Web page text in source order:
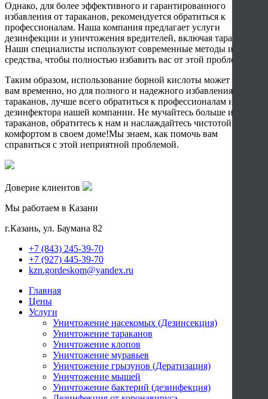
Однако, для более эффективного и гарантированного
избавления от тараканов, рекомендуется обратиться к
профессионалам. Наша компания предлагает услуги
дезинфекции и уничтожения вредителей, включая тараканов.
Наши специалисты используют современные методы и
средства, чтобы полностью избавить вас от этой проблемы.
Таким образом, использование борной кислоты может помочь
вам временно, но для полного и надежного избавления от
тараканов, лучше всего обратиться к профессионалам из
дезинфектора нашей компании. Не мучайтесь больше из-за
тараканов, обратитесь к нам и наслаждайтесь чистотой и
комфортом в своем доме!Мы знаем, как помочь вам
справиться с этой неприятной проблемой.
Доверие клиентов
Мы работаем в Казани
г.Казань, ул. Баумана 82
+7 (843) 245-39-70
+7 (927) 445-39-70
kzn.gordeskom@yandex.ru
Главная
Цены
Услуги
Уничтожение насекомых (Дезинсекция)
Уничтожение тараканов
Уничтожение клопов
Уничтожение муравьев
Уничтожение грызунов (Дератизация)
Уничтожение мышей
Уничтожение бактерий (дезинфекция)